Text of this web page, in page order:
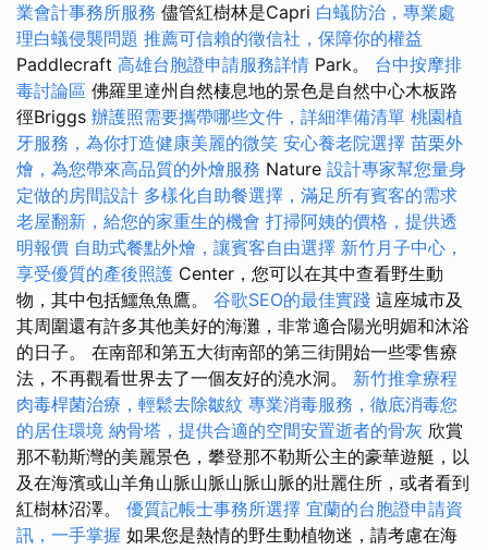
業會計事務所服務 儘管紅樹林是Capri 白蟻防治，專業處
理白蟻侵襲問題 推薦可信賴的徵信社，保障你的權益
Paddlecraft 高雄台胞證申請服務詳情 Park。 台中按摩排
毒討論區 佛羅里達州自然棲息地的景色是自然中心木板路
徑Briggs 辦護照需要攜帶哪些文件，詳細準備清單 桃園植
牙服務，為你打造健康美麗的微笑 安心養老院選擇 苗栗外
燴，為您帶來高品質的外燴服務 Nature 設計專家幫您量身
定做的房間設計 多樣化自助餐選擇，滿足所有賓客的需求
老屋翻新，給您的家重生的機會 打掃阿姨的價格，提供透
明報價 自助式餐點外燴，讓賓客自由選擇 新竹月子中心，
享受優質的產後照護 Center，您可以在其中查看野生動
物，其中包括鱷魚魚鷹。 谷歌SEO的最佳實踐 這座城市及
其周圍還有許多其他美好的海灘，非常適合陽光明媚和沐浴
的日子。 在南部和第五大街南部的第三街開始一些零售療
法，不再觀看世界去了一個友好的澆水洞。 新竹推拿療程
肉毒桿菌治療，輕鬆去除皺紋 專業消毒服務，徹底消毒您
的居住環境 納骨塔，提供合適的空間安置逝者的骨灰 欣賞
那不勒斯灣的美麗景色，攀登那不勒斯公主的豪華遊艇，以
及在海濱或山羊角山脈山脈山脈山脈的壯麗住所，或者看到
紅樹林沼澤。 優質記帳士事務所選擇 宜蘭的台胞證申請資
訊，一手掌握 如果您是熱情的野生動植物迷，請考慮在海